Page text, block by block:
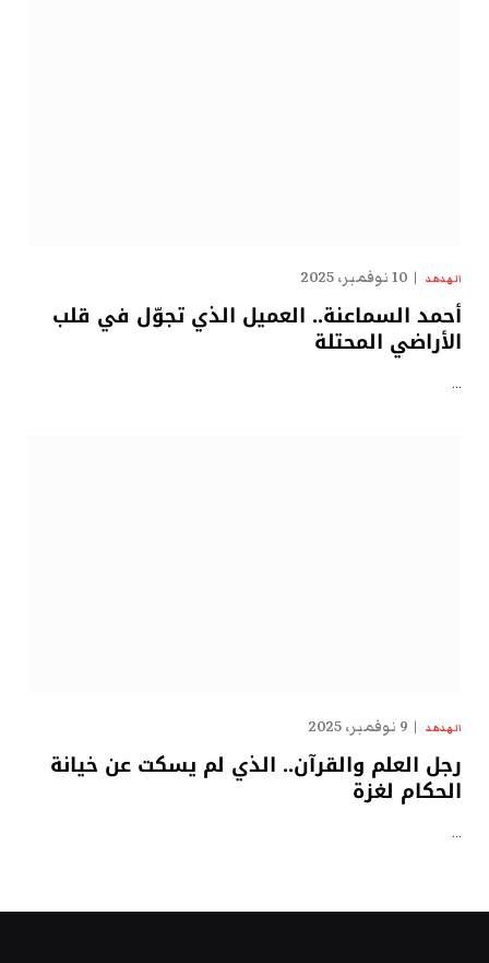
الهدهد 10 نوفمبر، 2025
أحمد السماعنة.. العميل الذي تجوّل في قلب
الأراضي المحتلة
…
الهدهد 9 نوفمبر، 2025
رجل العلم والقرآن.. الذي لم يسكت عن خيانة
الحكام لغزة
…